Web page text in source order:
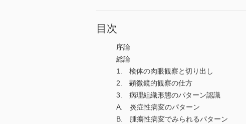
目次
序論
総論
1. 検体の肉眼観察と切り出し
2. 顕微鏡的観察の仕方
3. 病理組織形態のパターン認識
A. 炎症性病変のパターン
B. 腫瘍性病変でみられるパターン